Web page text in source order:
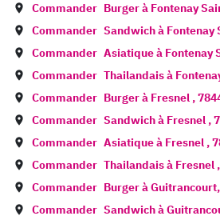
Commander Burger à Fontenay
Commander Sandwich à Fontenay
Commander Asiatique à Fontenay
Commander Thailandais à
Commander Burger à Fresnel ,
Commander Sandwich à Fresnel ,
Commander Asiatique à Fresnel ,
Commander Thailandais à Fresnel ,
Commander Burger àGuitrancourt,
Commander Sandwich à